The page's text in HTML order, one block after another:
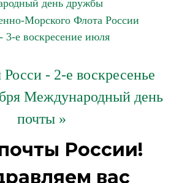
день дружбы
Морского Флота России
3-е воскресение июля
- 2-е воскресенье
Международный день
почты »
России!
вас